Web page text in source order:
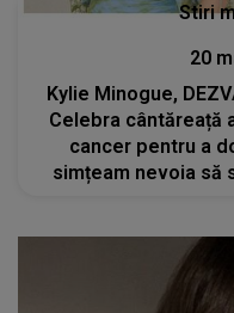
Stiri
20
Kylie Minogue,
Celebra cântăreață
cancer pentru a
simțeam nevoia să